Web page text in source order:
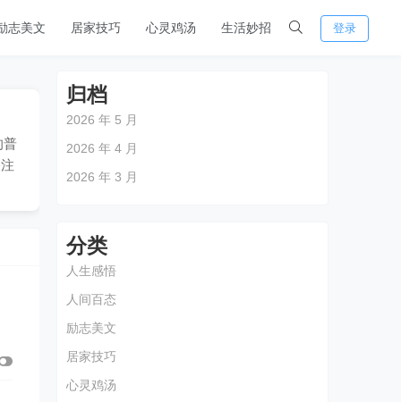
志美文 居家技巧 心灵鸡汤 生活妙招 登录
普
归档
2026 年 5 月
2026 年 4 月
2026 年 3 月
分类
人生感悟
人间百态
励志美文
居家技巧
心灵鸡汤